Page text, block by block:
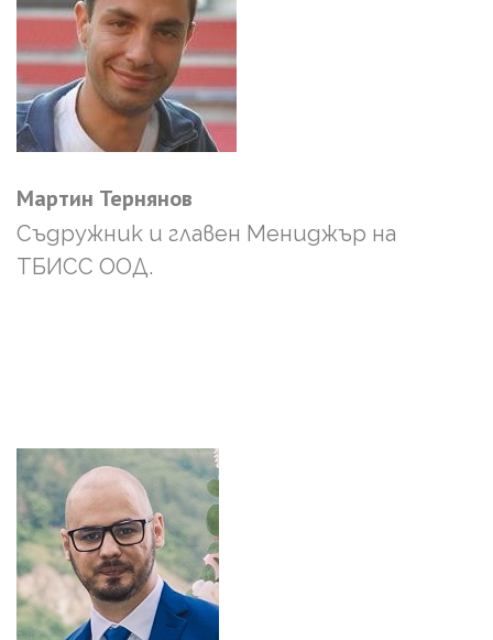
Мартин Тернянов
Съдружник и главен Мениджър на
ТБИСС ООД.